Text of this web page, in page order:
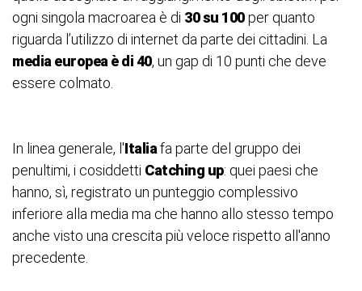
ogni singola macroarea è di 30 su 100per quanto
riguarda l’utilizzo di internet da parte dei cittadini. La
media europea è di 40, un gap di 10 punti che deve
essere colmato.
In linea generale, l'Italiafa parte del gruppo dei
penultimi, i cosiddetti Catching up: quei paesi che
hanno, sì, registrato un punteggio complessivo
inferiore alla media ma che hanno allo stesso tempo
anche visto una crescita più veloce rispetto all'anno
precedente.